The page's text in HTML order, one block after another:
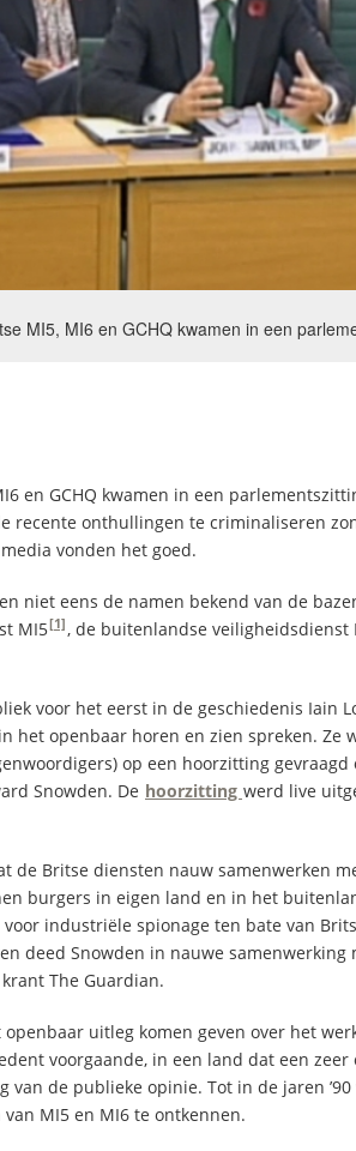
MI5, MI6 en GCHQ kwamen in een
en GCHQ kwamen in een
recente onthullingen te criminaliseren
vonden het goed.
niet eens de namen bekend van de
MI5[1] , de buitenlandse veiligheidsdienst
voor het eerst in de geschiedenis Iain
het openbaar horen en zien spreken. Ze
op een hoorzitting
Snowden. De hoorzitting werd live
de Britse diensten nauw samenwerken
burgers in eigen land en in het
industriële spionage ten bate van
deed Snowden in nauwe samenwerking
The Guardian.
uitleg komen geven over het
voorgaande, in een land dat een
van de publieke opinie. Tot in de jaren
MI5 en MI6 te ontkennen.